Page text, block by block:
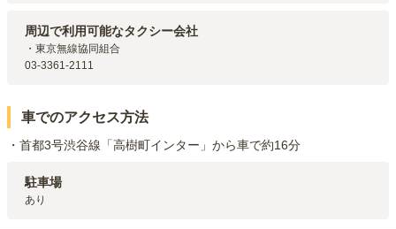
都営大江戸線
牛込柳町駅（1.1km）
東京メトロ有楽町線
JR中央・総武線・東京メトロ東西線・東京メトロ有楽町線・東京メトロ
周辺で利用可能なタクシー会社
・東京無線協同組合
03-3361-2111
車でのアクセス方法
・首都3号渋谷線「高樹町インター」から車で約16分
駐車場
あり